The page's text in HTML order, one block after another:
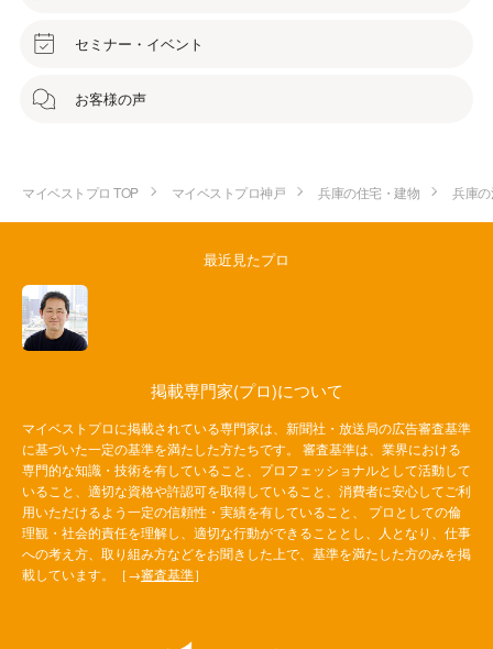
セミナー・イベント
お客様の声
マイベストプロ TOP マイベストプロ神戸 兵庫の住宅・建物 兵庫
最近見たプロ
掲載専門家(プロ)について
マイベストプロに掲載されている専門家は、新聞社・放送局の広告審査基準
に基づいた一定の基準を満たした方たちです。 審査基準は、業界における
専門的な知識・技術を有していること、プロフェッショナルとして活動して
いること、適切な資格や許認可を取得していること、消費者に安心してご利
用いただけるよう一定の信頼性・実績を有していること、 プロとしての倫
理観・社会的責任を理解し、適切な行動ができることとし、人となり、仕事
への考え方、取り組み方などをお聞きした上で、基準を満たした方のみを掲
載しています。［→審査基準］